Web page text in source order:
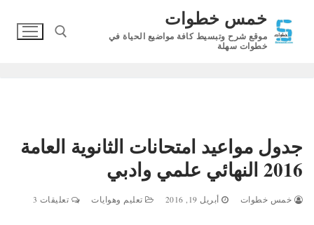
المحتوى
خمس خطوات
موقع شرح وتبسيط كافة مواضيع الحياة في
خطوات سهلة
جدول مواعيد امتحانات الثانوية العامة
2016 النهائي علمي وادبي
خمس خطوات أبريل 19, 2016 تعليم وهوايات تعليقات 3